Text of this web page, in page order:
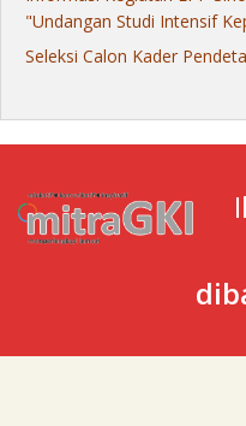
"Undangan Studi Intensif
Seleksi Calon Kader